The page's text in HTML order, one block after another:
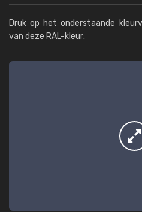
Druk op het onderstaande
van deze RAL-kleur: